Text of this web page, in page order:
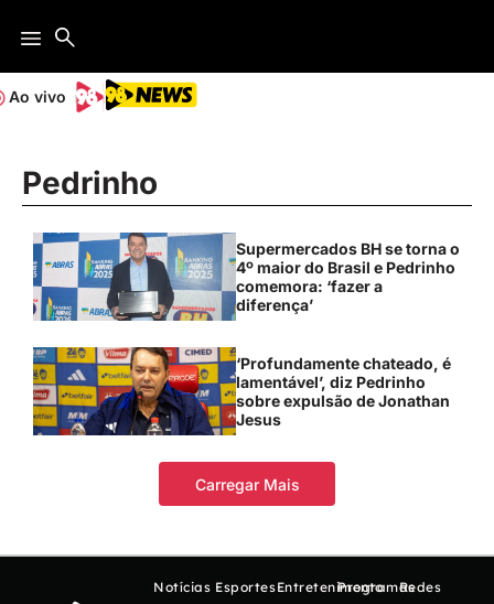
Ao vivo
Pedrinho
Supermercados BH se torna o
4º maior do Brasil e Pedrinho
comemora: ‘fazer a
diferença’
‘Profundamente chateado, é
lamentável’, diz Pedrinho
sobre expulsão de Jonathan
Jesus
Carregar Mais
Notícias EsportesEntretenimento
ProgramasRedes